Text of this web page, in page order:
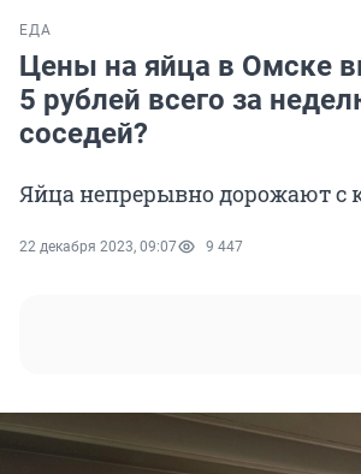
ЕДА
Цены на яйца в Омске
5 рублей всего за
соседей?
Яйца непрерывно дорожают с
22 декабря 2023, 09:07 9 447